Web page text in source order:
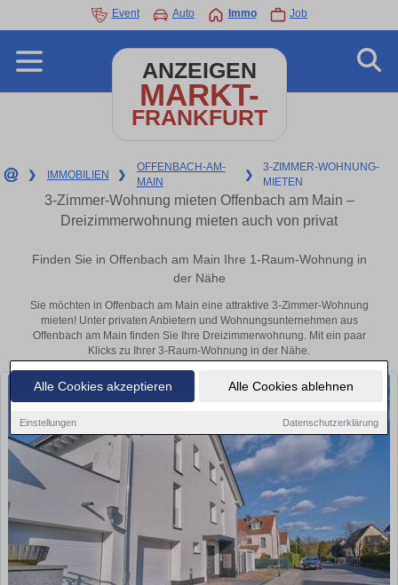
Alle Cookies akzeptieren Alle Cookies ablehnen
Einstellungen Datenschutzerklärung
Event Auto Immo Job
ANZEIGEN
MARKT-
FRANKFURT
❯ IMMOBILIEN ❯
OFFENBACH-AM-
MAIN
❯
3-ZIMMER-WOHNUNG-
MIETEN
3-Zimmer-Wohnung mieten Offenbach am Main –
Dreizimmerwohnung mieten auch von privat
Finden Sie in Offenbach am Main Ihre 1-Raum-Wohnung in
der Nähe
Sie möchten in Offenbach am Main eine attraktive 3-Zimmer-Wohnung
mieten! Unter privaten Anbietern und Wohnungsunternehmen aus
Offenbach am Main finden Sie Ihre Dreizimmerwohnung. Mit ein paar
Klicks zu Ihrer 3-Raum-Wohnung in der Nähe.